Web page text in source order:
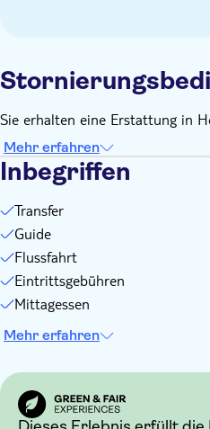
Sie erhalten eine Erstattung in
Mehr erfahren
Inbegriffen
Transfer
Guide
Flussfahrt
Eintrittsgebühren
Mittagessen
Mehr erfahren